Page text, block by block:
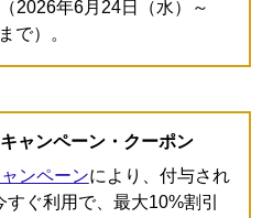
2026年6月24日（水）～
で）。
ャンペーン・クーポン
ンペーンにより、付与され
ぐ利用で、最大10%割引